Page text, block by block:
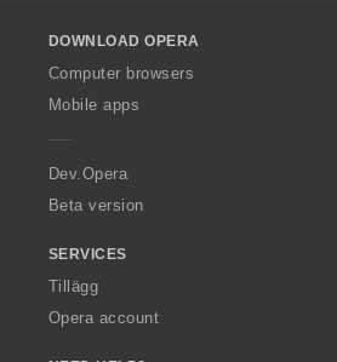
w
O
p
a
DOWNLOAD OPERA
Computer browsers
Mobile apps
Dev.Opera
Beta version
SERVICES
Tillägg
Opera account